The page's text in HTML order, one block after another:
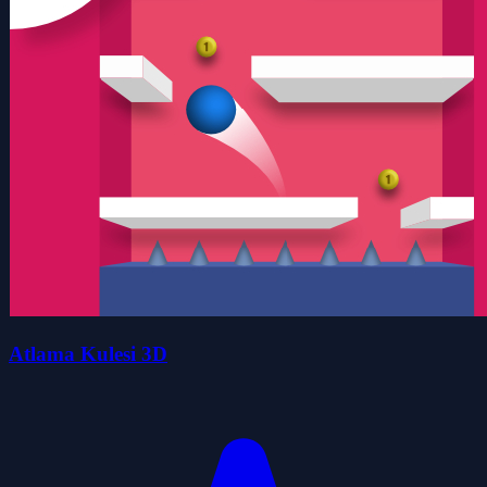
Atlama Kulesi 3D